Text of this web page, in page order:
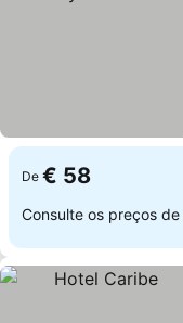
De € 58
Consulte os preços de